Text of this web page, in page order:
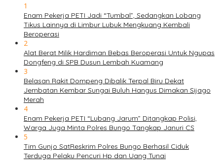
1
Enam Pekerja PETI Jadi “Tumbal”, Sedangkan Lobang
Tikus Lainnya di Limbur Lubuk Mengkuang Kembali
Beroperasi
2
Alat Berat Milik Hardiman Bebas Beroperasi Untuk Ngupas
Dongfeng di SPB Dusun Lembah Kuamang
3
Belasan Rakit Dompeng Dibalik Terpal Biru Dekat
Jembatan Kembar Sungai Buluh Hangus Dimakan Sijago
Merah
4
Enam Pekerja PETI “Lubang Jarum” Ditangkap Polisi,
Warga Juga Minta Polres Bungo Tangkap Januri CS
5
Tim Gunjo SatReskrim Polres Bungo Berhasil Ciduk
Terduga Pelaku Pencuri Hp dan Uang Tunai